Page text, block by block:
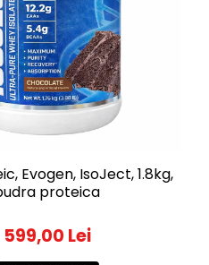
Evogen, IsoJect, 1.8kg,
proteica
599,00 Lei